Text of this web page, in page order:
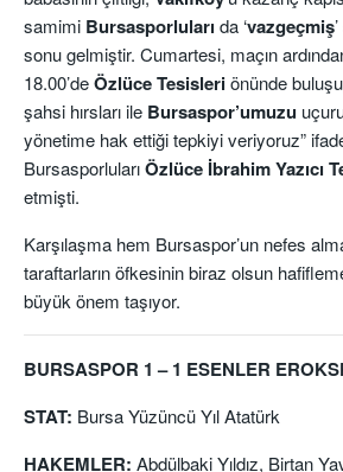
samimi Bursasporluları da ‘vazgeçmiş
sonu gelmiştir. Cumartesi, maçın
18.00’deÖzlüce Tesisleriönünde
şahsi hırsları ile Bursaspor’umuzu
yönetime hak ettiği tepkiyi veriyoruz”
BursasporlularıÖzlüce İbrahim Yazıcı
etmişti.
Karşılaşma hem Bursaspor’un nefes
taraftarların öfkesinin biraz olsun
büyük önem taşıyor.
BURSASPOR 1 – 1 ESENLER
STAT: Bursa Yüzüncü Yıl Atatürk
HAKEMLER: Abdülbaki Yıldız, Birtan